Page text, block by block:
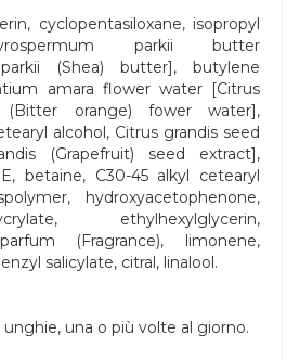
cyclopentasiloxane, isopropyl
parkii butter
(Shea) butter], butylene
amara flower water [Citrus
(Bitter orange) fower water],
alcohol, Citrus grandis seed
(Grapefruit) seed extract],
betaine, C30-45 alkyl cetearyl
hydroxyacetophenone,
ethylhexylglycerin,
(Fragrance), limonene,
salicylate, citral, linalool.
una o più volte al giorno.